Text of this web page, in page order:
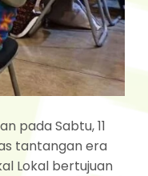
pada Sabtu, 11
tantangan era
Lokal bertujuan